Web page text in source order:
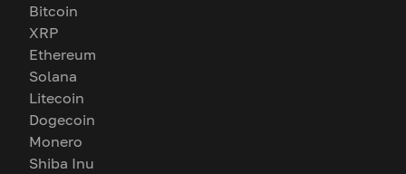
Bitcoin
XRP
Ethereum
Solana
Litecoin
Dogecoin
Monero
Shiba Inu